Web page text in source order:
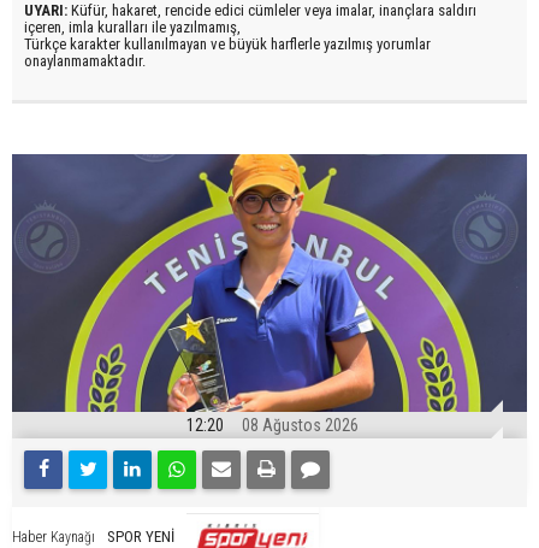
UYARI: Küfür, hakaret, rencide edici cümleler veya imalar, inançlara saldırı
içeren, imla kuralları ile yazılmamış,
Türkçe karakter kullanılmayan ve büyük harflerle yazılmış yorumlar
onaylanmamaktadır.
12:20 08 Ağustos 2026
Haber Kaynağı SPOR YENİ